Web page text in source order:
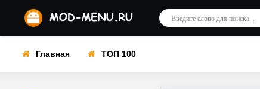
Главная ТОП 100